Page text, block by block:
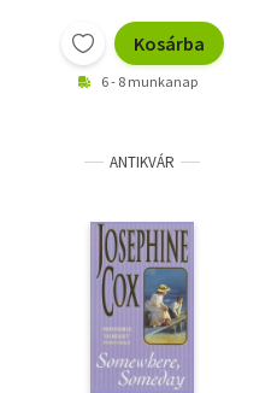
Kosárba
6 - 8 munkanap
ANTIKVÁR